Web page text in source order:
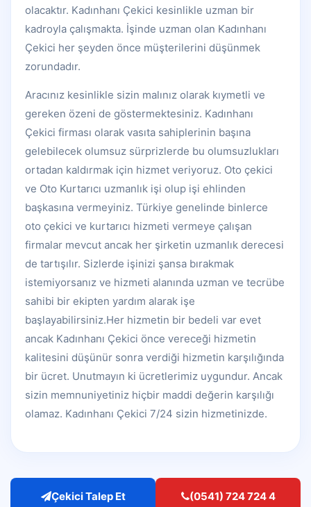
olacaktır. Kadınhanı Çekici kesinlikle uzman bir
kadroyla çalışmakta. İşinde uzman olan Kadınhanı
Çekici her şeyden önce müşterilerini düşünmek
zorundadır.
Aracınız kesinlikle sizin malınız olarak kıymetli ve
gereken özeni de göstermektesiniz. Kadınhanı
Çekici firması olarak vasıta sahiplerinin başına
gelebilecek olumsuz sürprizlerde bu olumsuzlukları
ortadan kaldırmak için hizmet veriyoruz. Oto çekici
ve Oto Kurtarıcı uzmanlık işi olup işi ehlinden
başkasına vermeyiniz. Türkiye genelinde binlerce
oto çekici ve kurtarıcı hizmeti vermeye çalışan
firmalar mevcut ancak her şirketin uzmanlık derecesi
de tartışılır. Sizlerde işinizi şansa bırakmak
istemiyorsanız ve hizmeti alanında uzman ve tecrübe
sahibi bir ekipten yardım alarak işe
başlayabilirsiniz.Her hizmetin bir bedeli var evet
ancak Kadınhanı Çekici önce vereceği hizmetin
kalitesini düşünür sonra verdiği hizmetin karşılığında
bir ücret. Unutmayın ki ücretlerimiz uygundur. Ancak
sizin memnuniyetiniz hiçbir maddi değerin karşılığı
olamaz. Kadınhanı Çekici 7/24 sizin hizmetinizde.
Çekici Talep Et (0541) 724 724 4